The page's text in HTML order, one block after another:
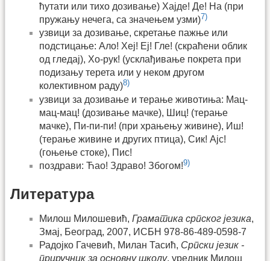
ћутати или тихо дозивање) Хајде! Де! На (при
пружању нечега, са значењем узми)7)
узвици за дозивање, скретање пажње или
подстицање: Ало! Хеј! Еј! Гле! (скраћени облик
од гледај), Хо-рук! (усклађивање покрета при
подизању терета или у неком другом
колективном раду)8)
узвици за дозивање и терање животиња: Мац-
мац-мац! (дозивање мачке), Шиц! (терање
мачке), Пи-пи-пи! (при храњењу живине), Иш!
(терање живине и других птица), Сик! Ајс!
(гоњење стоке), Пис!
поздрави: Ћао! Здраво! Збогом!9)
Литература
Милош Милошевић, Граматика српског језика,
Змај, Београд, 2007, ИСБН 978-86-489-0598-7
Радојко Гачевић, Милан Тасић, Српски језик -
приручник за основну школу, уредник Милош